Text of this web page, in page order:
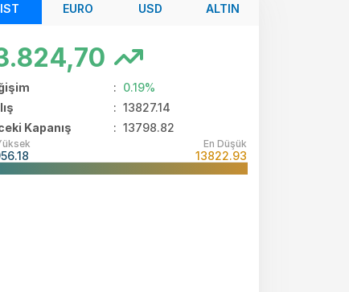
EURO USD ALTIN
: 0.19%
: 13827.14
Kapanış
: 13798.82
En Düşük
13822.93